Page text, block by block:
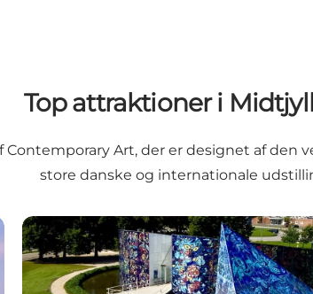
Top attraktioner i
Contemporary Art, der er designet af
store danske og internationale
Carl-Henning Pedersen & Else Alfelts